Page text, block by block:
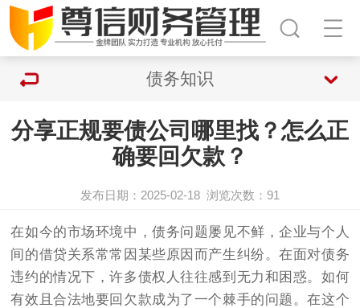
债务知识
分享正规要债公司哪里找？怎么正
确要回欠款？
发布日期：2025-02-18 浏览次数： 91
在如今的市场环境中，债务问题屡见不鲜，企业与个人
间的借贷关系常常因某些原因而产生纠纷。在面对债务
违约的情况下，许多债权人往往感到无力和困惑。如何
有效且合法地要回欠款成为了一个棘手的问题。在这个